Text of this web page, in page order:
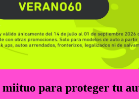
miituo para proteger tu